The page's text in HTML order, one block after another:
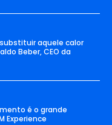
aquele calor
Beber, CEO da
é o grande
Experience